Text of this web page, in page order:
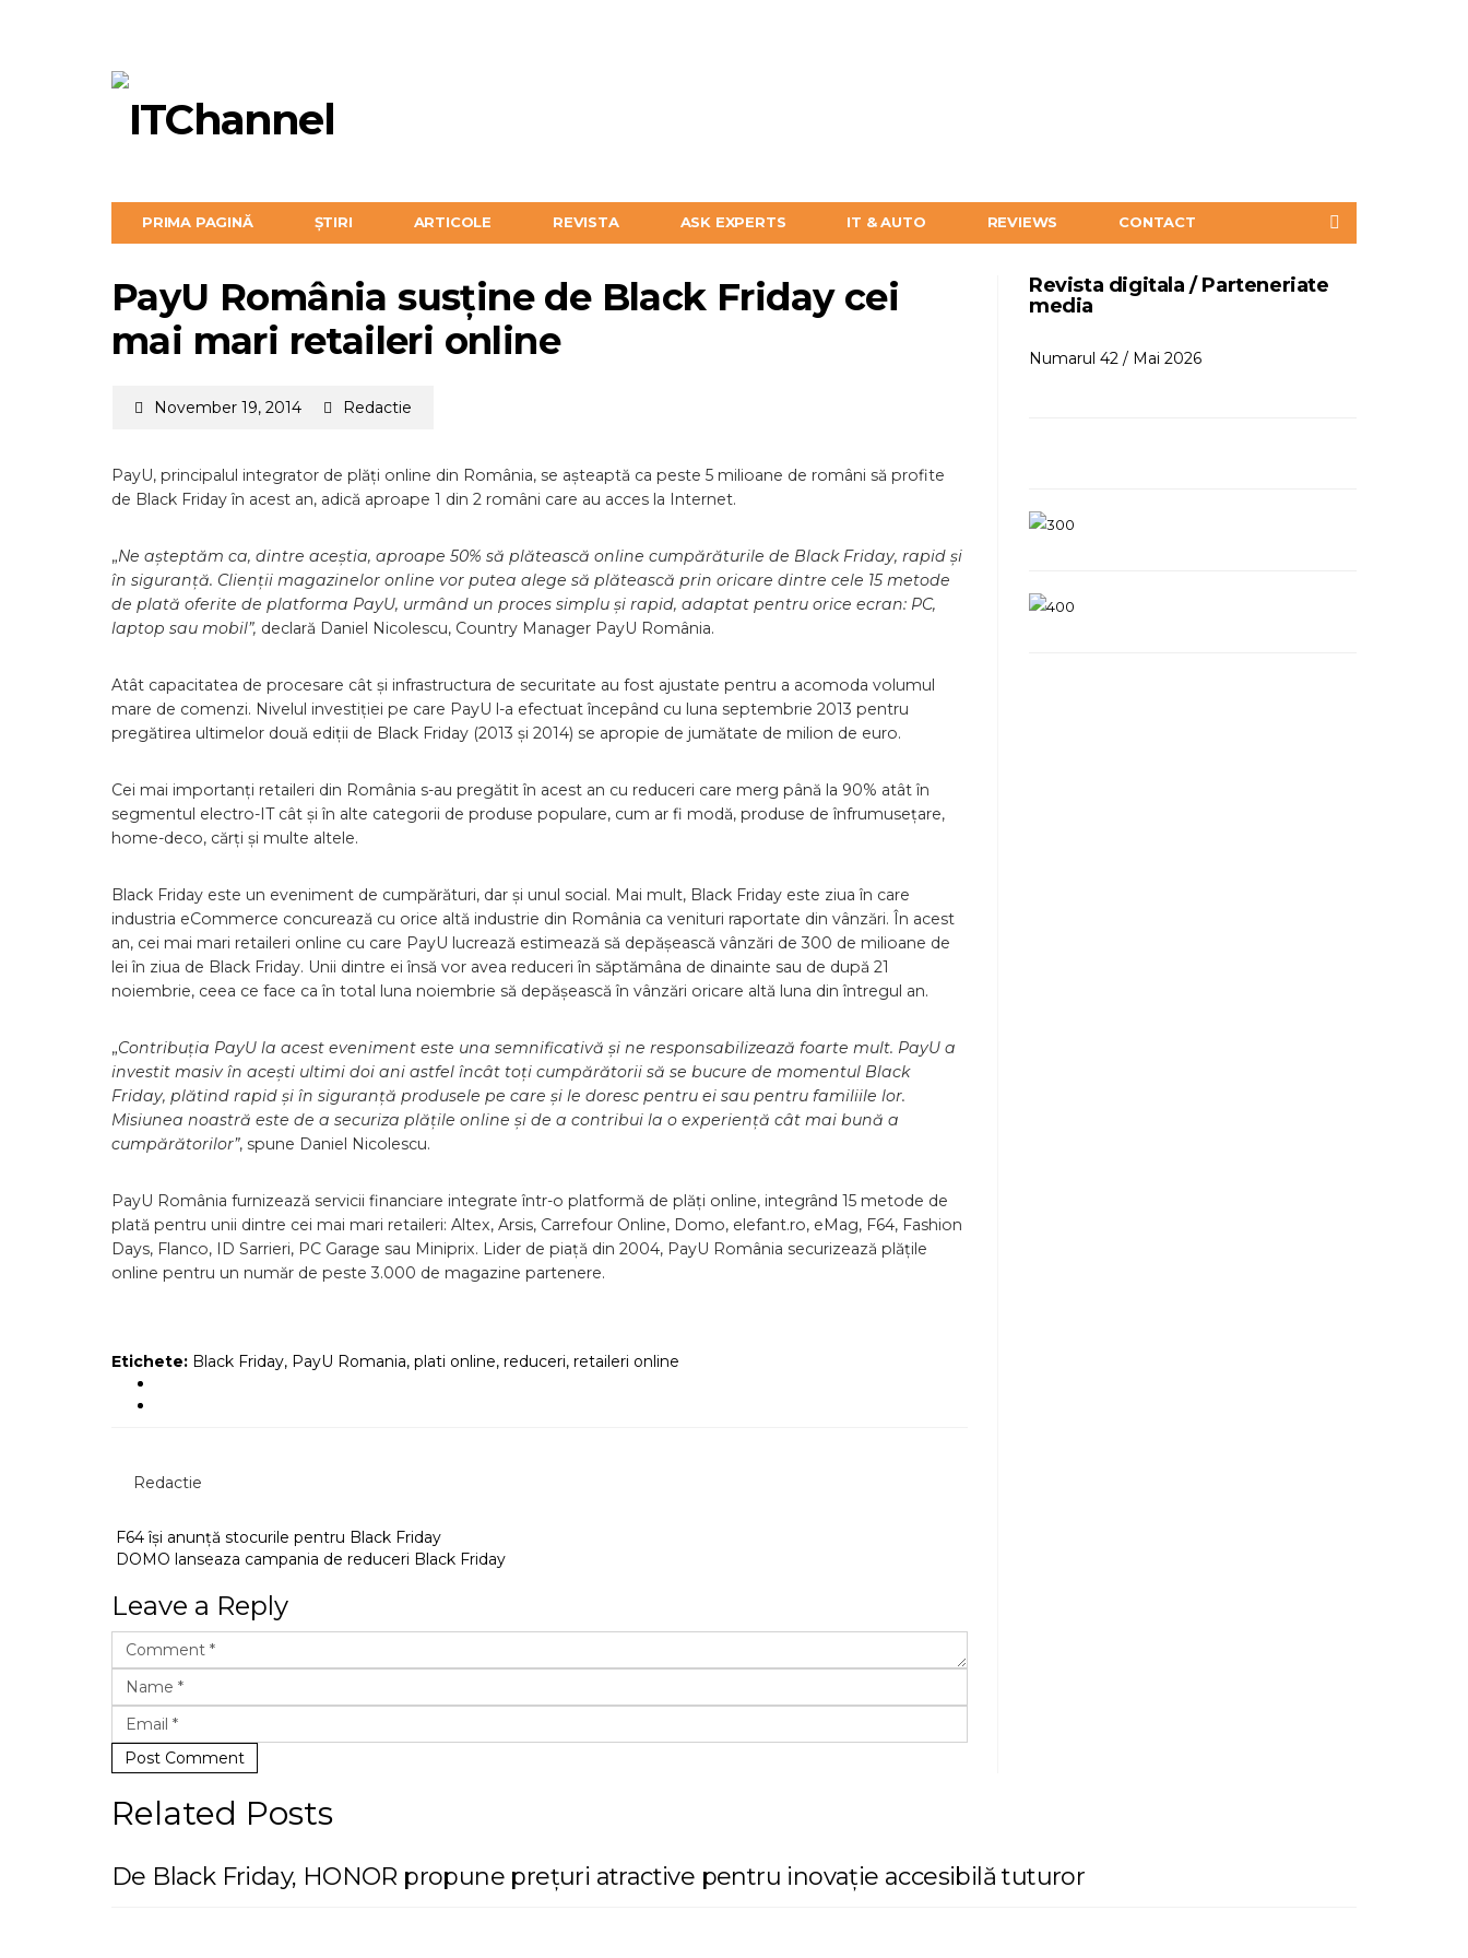
PRIMA PAGINĂ ȘTIRI ARTICOLE REVISTA ASK EXPERTS IT & AUTO REVIEWS CONTACT
PayU România susține de Black Friday cei
mai mari retaileri online
November 19, 2014 Redactie
PayU, principalul integrator de plăți online din România, se așteaptă ca peste 5 milioane de români să profite
de Black Friday în acest an, adică aproape 1 din 2 români care au acces la Internet.
„Ne așteptăm ca, dintre aceștia, aproape 50% să plătească online cumpărăturile de Black Friday, rapid și
în siguranță. Clienții magazinelor online vor putea alege să plătească prin oricare dintre cele 15 metode
de plată oferite de platforma PayU, urmând un proces simplu și rapid, adaptat pentru orice ecran: PC,
laptop sau mobil”, declară Daniel Nicolescu, Country Manager PayU România.
Atât capacitatea de procesare cât și infrastructura de securitate au fost ajustate pentru a acomoda volumul
mare de comenzi. Nivelul investiției pe care PayU l-a efectuat începând cu luna septembrie 2013 pentru
pregătirea ultimelor două ediții de Black Friday (2013 și 2014) se apropie de jumătate de milion de euro.
Cei mai importanți retaileri din România s-au pregătit în acest an cu reduceri care merg până la 90% atât în
segmentul electro-IT cât și în alte categorii de produse populare, cum ar fi modă, produse de înfrumusețare,
home-deco, cărți și multe altele.
Black Friday este un eveniment de cumpărături, dar și unul social. Mai mult, Black Friday este ziua în care
industria eCommerce concurează cu orice altă industrie din România ca venituri raportate din vânzări. În acest
an, cei mai mari retaileri online cu care PayU lucrează estimează să depășească vânzări de 300 de milioane de
lei în ziua de Black Friday. Unii dintre ei însă vor avea reduceri în săptămâna de dinainte sau de după 21
noiembrie, ceea ce face ca în total luna noiembrie să depășească în vânzări oricare altă luna din întregul an.
„Contribuția PayU la acest eveniment este una semnificativă și ne responsabilizează foarte mult. PayU a
investit masiv în acești ultimi doi ani astfel încât toți cumpărătorii să se bucure de momentul Black
Friday, plătind rapid și în siguranță produsele pe care și le doresc pentru ei sau pentru familiile lor.
Misiunea noastră este de a securiza plățile online și de a contribui la o experiență cât mai bună a
cumpărătorilor”, spune Daniel Nicolescu.
PayU România furnizează servicii financiare integrate într-o platformă de plăți online, integrând 15 metode de
plată pentru unii dintre cei mai mari retaileri: Altex, Arsis, Carrefour Online, Domo, elefant.ro, eMag, F64, Fashion
Days, Flanco, ID Sarrieri, PC Garage sau Miniprix. Lider de piață din 2004, PayU România securizează plățile
online pentru un număr de peste 3.000 de magazine partenere.
Etichete: Black Friday, PayU Romania, plati online, reduceri, retaileri online
Redactie
F64 își anunță stocurile pentru Black Friday
DOMO lanseaza campania de reduceri Black Friday
Leave a Reply
Post Comment
Revista digitala / Parteneriate
media
Numarul 42 / Mai 2026
Related Posts
De Black Friday, HONOR propune prețuri atractive pentru inovație accesibilă tuturor